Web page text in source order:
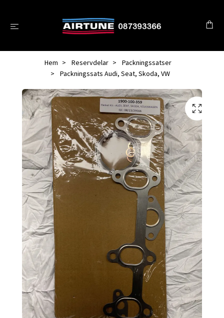
Hem Reservdelar
Packningssatser
Packningssats Audi, Seat, Skoda, VW